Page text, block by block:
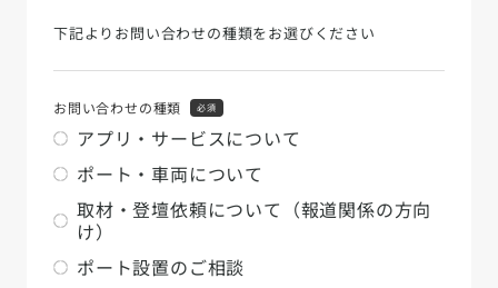
下記よりお問い合わせの種類をお選びください
お問い合わせの種類 必須
アプリ・サービスについて
ポート・車両について
取材・登壇依頼について（報道関係の方向
け）
ポート設置のご相談